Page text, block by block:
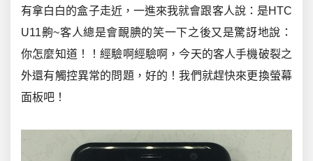
有拿白白的盒子走近，一進來我就會跟客人說：是HTC
U11齁~客人總是會靦腆的笑一下之後又是驚訝地說：
你怎麼知道！！經驗啊經驗啊，今天的客人手機破裂之
外還有觸控異常的問題，好的！我們就趕快來更換螢幕
面板吧！